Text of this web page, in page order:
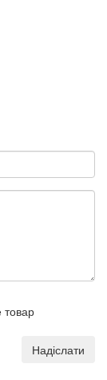
товар
Надіслати